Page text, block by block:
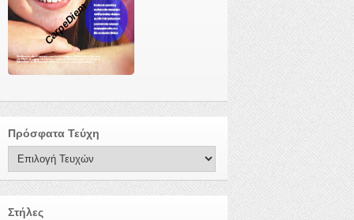
CarpeDiem
Πρόσφατα Τεύχη
Στήλες